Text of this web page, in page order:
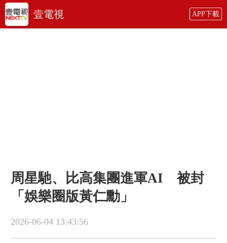
壹電視 APP下載
周星馳、比高集團進軍AI 被封
「娛樂圈版黃仁勳」
2026-06-04 13:43:56